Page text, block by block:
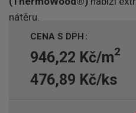
nátěru.
CENA S DPH
946,22 Kč/m2
476,89 Kč/ks